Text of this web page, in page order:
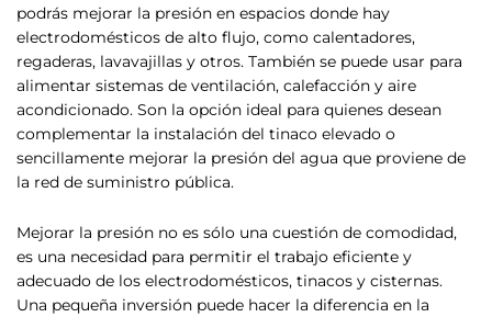
podrás mejorar la presión en espacios donde hay
electrodomésticos de alto flujo, como calentadores,
regaderas, lavavajillas y otros. También se puede usar para
alimentar sistemas de ventilación, calefacción y aire
acondicionado. Son la opción ideal para quienes desean
complementar la instalación del tinaco elevado o
sencillamente mejorar la presión del agua que proviene de
la red de suministro pública.
Mejorar la presión no es sólo una cuestión de comodidad,
es una necesidad para permitir el trabajo eficiente y
adecuado de los electrodomésticos, tinacos y cisternas.
Una pequeña inversión puede hacer la diferencia en la